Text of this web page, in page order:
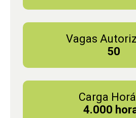
Vagas
50
Carga
4.000